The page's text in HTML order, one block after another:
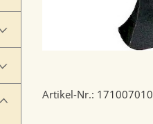
Artikel-Nr.: 171007010